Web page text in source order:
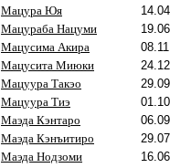
Мацура Юя
Мацураба Нацуми
Мацусима Акира
Мацусита Миюки
Мацуура Такэо
Мацуура Тиэ
Маэда Кэнтаро
Маэда Кэнъитиро
Маэда Нодзоми